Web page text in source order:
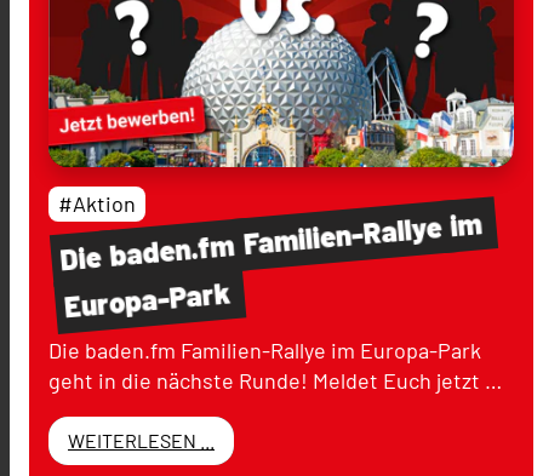
Diebaden.fmFamilien-Rallyeim
Europa-Park
#Aktion
Die baden.fm Familien-Rallye im Europa-Park
geht in die nächste Runde! Meldet Euch jetzt …
WEITERLESEN ...